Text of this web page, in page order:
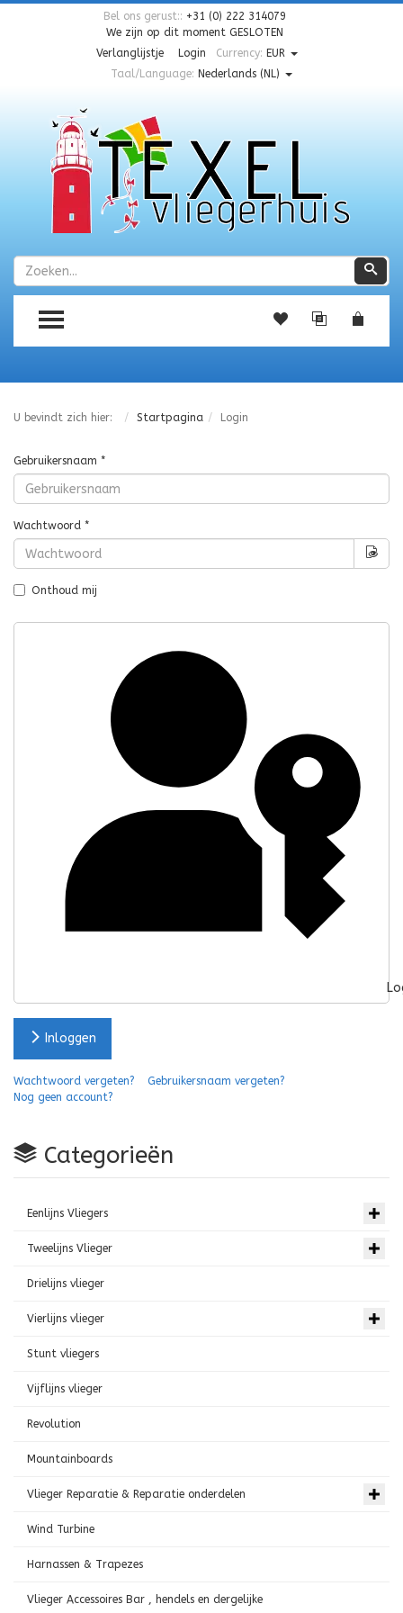
Bel ons gerust:: +31 (0) 222 314079
We zijn op dit moment GESLOTEN
Verlanglijstje
Login Currency: EUR
Taal/Language: Nederlands (NL)
Zoeken
TOGGLE MENU
U bevindt zich hier: Startpagina Login
Gebruikersnaam *
Wachtwoord *
Onthoud mij
Inloggen
Wachtwoord vergeten?
Gebruikersnaam vergeten?
Nog geen account?
Categorieën
Eenlijns Vliegers
Tweelijns Vlieger
Drielijns vlieger
Vierlijns vlieger
Stunt vliegers
Vijflijns vlieger
Revolution
Mountainboards
Vlieger Reparatie & Reparatie onderdelen
Wind Turbine
Harnassen & Trapezes
Vlieger Accessoires Bar , hendels en dergelijke